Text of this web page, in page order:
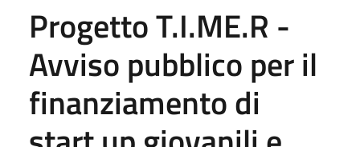
Progetto T.I.ME.R -
Avviso pubblico per il
finanziamento di